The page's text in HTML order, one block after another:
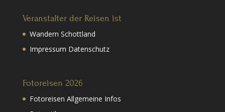
Veranstalter der Reisen ist
Wandern Schottland
Impressum Datenschutz
Fotoreisen 2026
Fotoreisen Allgemeine Infos